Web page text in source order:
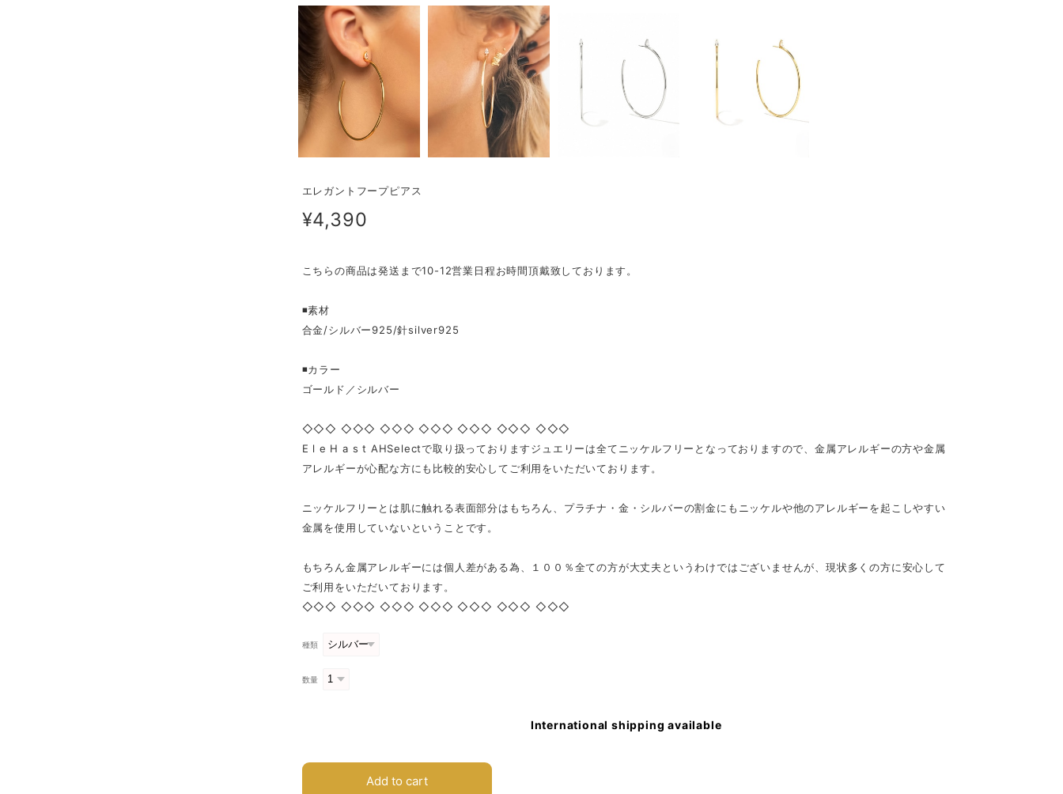
エレガントフープピアス
¥4,390
こちらの商品は発送まで10-12営業日程お時間頂戴致しております。
◾️素材
合金/シルバー925/針silver925
◾️カラー
ゴールド／シルバー
◇◇◇ ◇◇◇ ◇◇◇ ◇◇◇ ◇◇◇ ◇◇◇ ◇◇◇
E l e H a s t AHSelectで取り扱っておりますジュエリーは全てニッケルフリーとなっておりますので、金属アレルギーの方や金属
アレルギーが心配な方にも比較的安心してご利用をいただいております。
ニッケルフリーとは肌に触れる表面部分はもちろん、プラチナ・金・シルバーの割金にもニッケルや他のアレルギーを起こしやすい
金属を使用していないということです。
もちろん金属アレルギーには個人差がある為、１００％全ての方が大丈夫というわけではございませんが、現状多くの方に安心して
ご利用をいただいております。
◇◇◇ ◇◇◇ ◇◇◇ ◇◇◇ ◇◇◇ ◇◇◇ ◇◇◇
種類
数量
International shipping available
Add to cart